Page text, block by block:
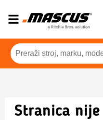
Stranica